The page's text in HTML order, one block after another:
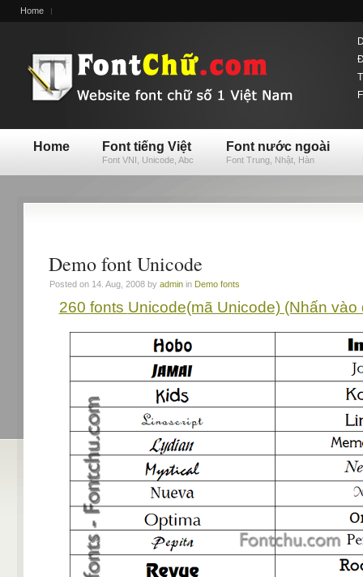
Home
Home Font tiếng Việt
Font VNI, Unicode, Abc
Font nước ngoài
Font Trung, Nhật, Hàn
Demo font Unicode
Posted on 14. Aug, 2008 by adminin Demo fonts
260 fonts Unicode(mã Unicode) (Nhấn